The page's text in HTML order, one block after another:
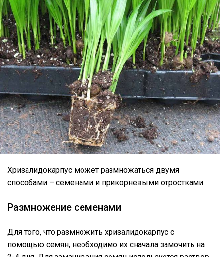
Хризалидокарпус может размножаться двумя
способами – семенами и прикорневыми отростками.
Размножение семенами
Для того, что размножить хризалидокарпус с
помощью семян, необходимо их сначала замочить на